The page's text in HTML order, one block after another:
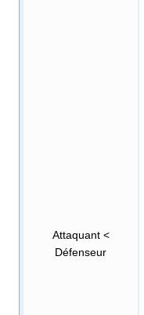
Attaquant <
Défenseur